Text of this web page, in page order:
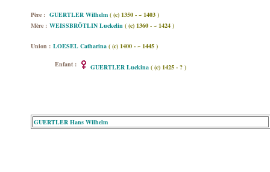
Père : GUERTLER Wilhelm ( (c) 1350 - ~ 1403 )
Mère : WEISSBRÖTLIN Luckelin ( (c) 1360 - ~ 1424 )
Union : LOESEL Catharina ( (c) 1400 - ~ 1445 )
Enfant : GUERTLER Luckina ( (c) 1425 - ? )
GUERTLER Hans Wilhelm